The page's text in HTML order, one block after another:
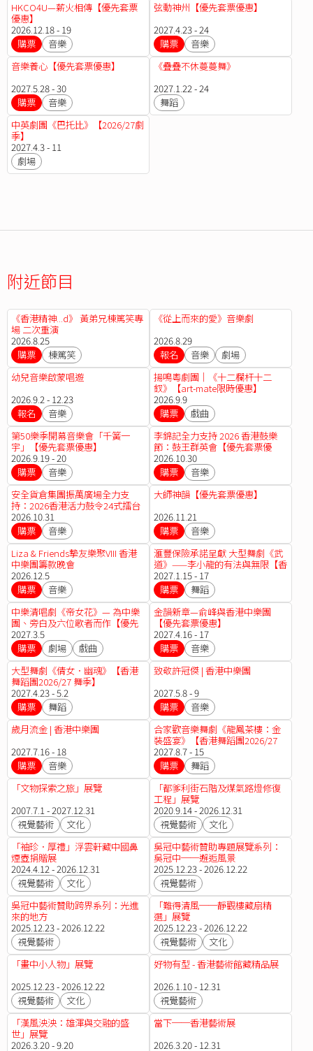
HKCO4U—薪火相傳【優先套票
優惠】
2026.12.18 - 19
購票
音樂
弦動神州【優先套票優惠】
2027.4.23 - 24
購票
音樂
音樂養心【優先套票優惠】
2027.5.28 - 30
購票
音樂
《疊疊不休蔓蔓舞》
2027.1.22 - 24
舞蹈
中英劇團《巴托比》【2026/27劇
季】
2027.4.3 - 11
劇場
附近節目
《香港精神...d》 黃弟兄棟篤笑專
場 二次重演
2026.8.25
購票
棟篤笑
《從上而來的愛》音樂劇
2026.8.29
報名
音樂
劇場
幼兒音樂啟蒙唱遊
2026.9.2 - 12.23
報名
音樂
揚鳴粵劇團｜《十二欄杆十二
釵》【art-mate限時優惠】
2026.9.9
購票
戲曲
第50樂季開幕音樂會「千簧一
宇」【優先套票優惠】
2026.9.19 - 20
購票
音樂
李錦記全力支持 2026 香港鼓樂
節：鼓王群英會【優先套票優
惠】
2026.10.30
購票
音樂
安全貨倉集團振萬廣場全力支
持：2026香港活力鼓令24式擂台
賽 - 小學組及自由式組決賽及得獎
隊伍演出
2026.10.31
購票
音樂
大師神韻【優先套票優惠】
2026.11.21
購票
音樂
Liza & Friends摯友樂聚VIII 香港
中樂團籌款晚會
2026.12.5
購票
音樂
滙豐保險承諾呈獻 大型舞劇《武
道》——李小龍的有法與無限【香
港舞蹈團2026/27 舞季】
2027.1.15 - 17
購票
舞蹈
中樂清唱劇《帝女花》— 為中樂
團、旁白及六位歌者而作【優先
套票優惠】
2027.3.5
購票
劇場 戲曲
金韻新章—俞峰與香港中樂團
【優先套票優惠】
2027.4.16 - 17
購票
音樂
大型舞劇《倩女．幽魂》【香港
舞蹈團2026/27 舞季】
2027.4.23 - 5.2
購票
舞蹈
致敬許冠傑 | 香港中樂團
2027.5.8 - 9
購票
音樂
歲月流金 | 香港中樂團
2027.7.16 - 18
購票
音樂
合家歡音樂舞劇《龍鳳茶樓：金
裝盛宴》【香港舞蹈團2026/27
舞季】
2027.8.7 - 15
購票
舞蹈
「文物探索之旅」展覽
2007.7.1 - 2027.12.31
視覺藝術
文化
「都爹利街石階及煤氣路燈修復
工程」展覽
2020.9.14 - 2026.12.31
視覺藝術
文化
「袖珍．厚禮」浮雲軒藏中國鼻
煙壺捐贈展
2024.4.12 - 2026.12.31
視覺藝術
文化
吳冠中藝術贊助專題展覽系列：
吳冠中──邂逅風景
2025.12.23 - 2026.12.22
視覺藝術
吳冠中藝術贊助跨界系列：光進
來的地方
2025.12.23 - 2026.12.22
視覺藝術
「難得清風──靜觀樓藏扇精
選」展覽
2025.12.23 - 2026.12.22
視覺藝術
文化
「畫中小人物」展覽
2025.12.23 - 2026.12.22
視覺藝術
文化
好物有型 - 香港藝術館藏精品展
2026.1.10 - 12.31
視覺藝術
「漢風泱泱：雄渾與交融的盛
世」展覽
2026.3.20 - 9.20
當下──香港藝術展
2026.3.20 - 12.31